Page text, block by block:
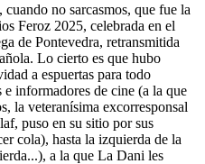
no sarcasmos, que fue la
Feroz 2025, celebrada en el
de Pontevedra, retransmitida
Lo cierto es que hubo
a espuertas para todo
informadores de cine (a la que
la veteranísima excorresponsal
puso en su sitio por sus
cola), hasta la izquierda de la
a la que La Dani les